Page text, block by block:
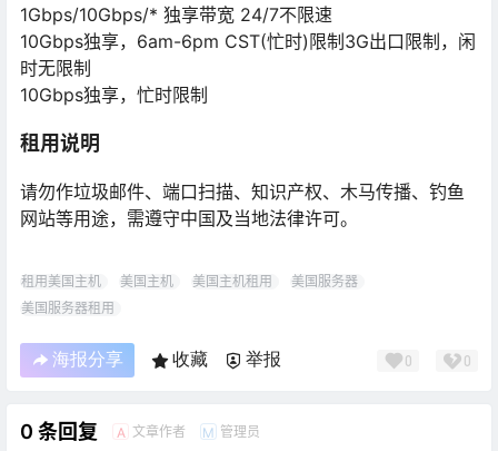
1Gbps/10Gbps/* 独享带宽 24/7不限速
10Gbps独享，6am-6pm CST(忙时)限制3G出口限制，闲
时无限制
10Gbps独享，忙时限制
租用说明
请勿作垃圾邮件、端口扫描、知识产权、木马传播、钓鱼
网站等用途，需遵守中国及当地法律许可。
租用美国主机 美国主机 美国主机租用
美国服务器
美国服务器租用
海报分享 收藏 举报 0 0
0 条回复 A 文章作者 M 管理员